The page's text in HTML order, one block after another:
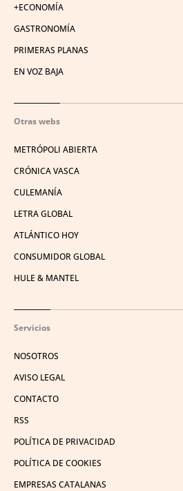
+ECONOMÍA
GASTRONOMÍA
PRIMERAS PLANAS
EN VOZ BAJA
Otras webs
METRÓPOLI ABIERTA
CRÓNICA VASCA
CULEMANÍA
LETRA GLOBAL
ATLÁNTICO HOY
CONSUMIDOR GLOBAL
HULE & MANTEL
Servicios
NOSOTROS
AVISO LEGAL
CONTACTO
RSS
POLÍTICA DE PRIVACIDAD
POLÍTICA DE COOKIES
EMPRESAS CATALANAS